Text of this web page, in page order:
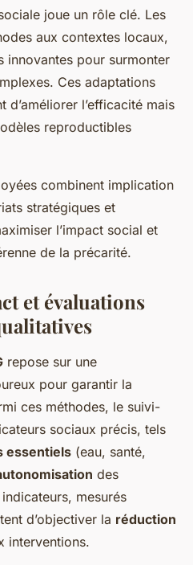
joue un rôle clé. Les
aux contextes locaux,
innovantes pour surmonter
Ces adaptations
d’améliorer l’efficacité mais
reproductibles
combinent implication
stratégiques et
l’impact social et
de la précarité.
et évaluations
repose sur une
pour garantir la
ces méthodes, le suivi-
sociaux précis, tels
essentiels (eau, santé,
des
mesurés
d’objectiver la réduction
interventions.